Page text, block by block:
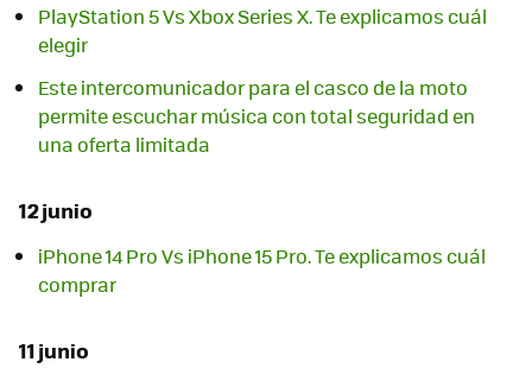
PlayStation 5 Vs Xbox Series X. Te explicamos cuál
elegir
Este intercomunicador para el casco de la moto
permite escuchar música con total seguridad en
una oferta limitada
12 junio
iPhone 14 Pro Vs iPhone 15 Pro. Te explicamos cuál
comprar
11 junio